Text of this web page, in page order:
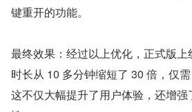
键重开的功能。
最终效果：经过以上优化，正式版
时长从 10 多分钟缩短了 30 倍，仅需
这不仅大幅提升了用户体验，还增